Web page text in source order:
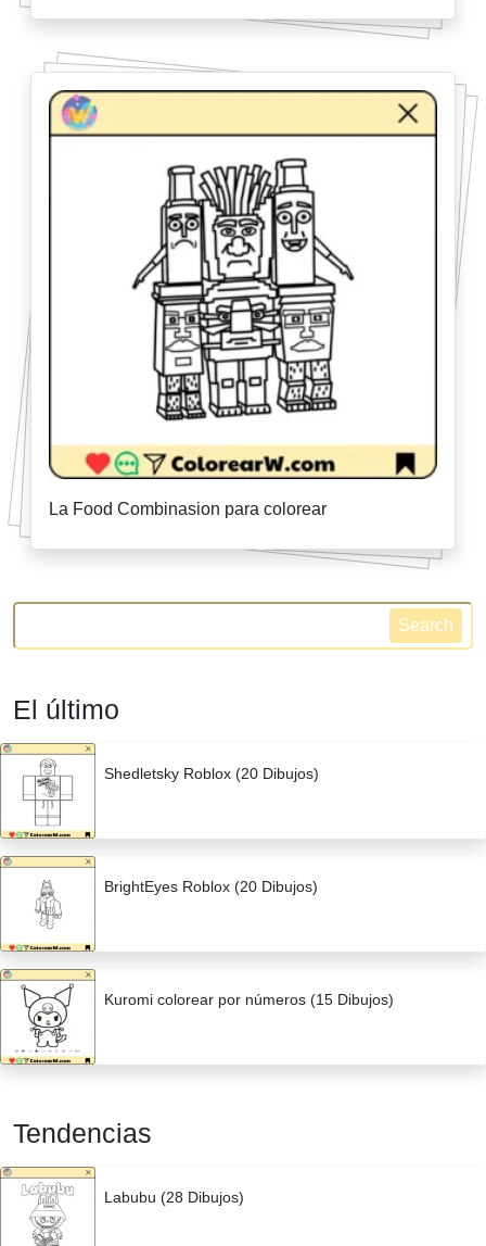
La Food Combinasion para colorear
Search
El último
Shedletsky Roblox (20 Dibujos)
BrightEyes Roblox (20 Dibujos)
Kuromi colorear por números (15 Dibujos)
Tendencias
Labubu (28 Dibujos)